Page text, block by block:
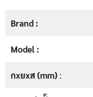
Brand :
Model :
กxยxส (mm) :